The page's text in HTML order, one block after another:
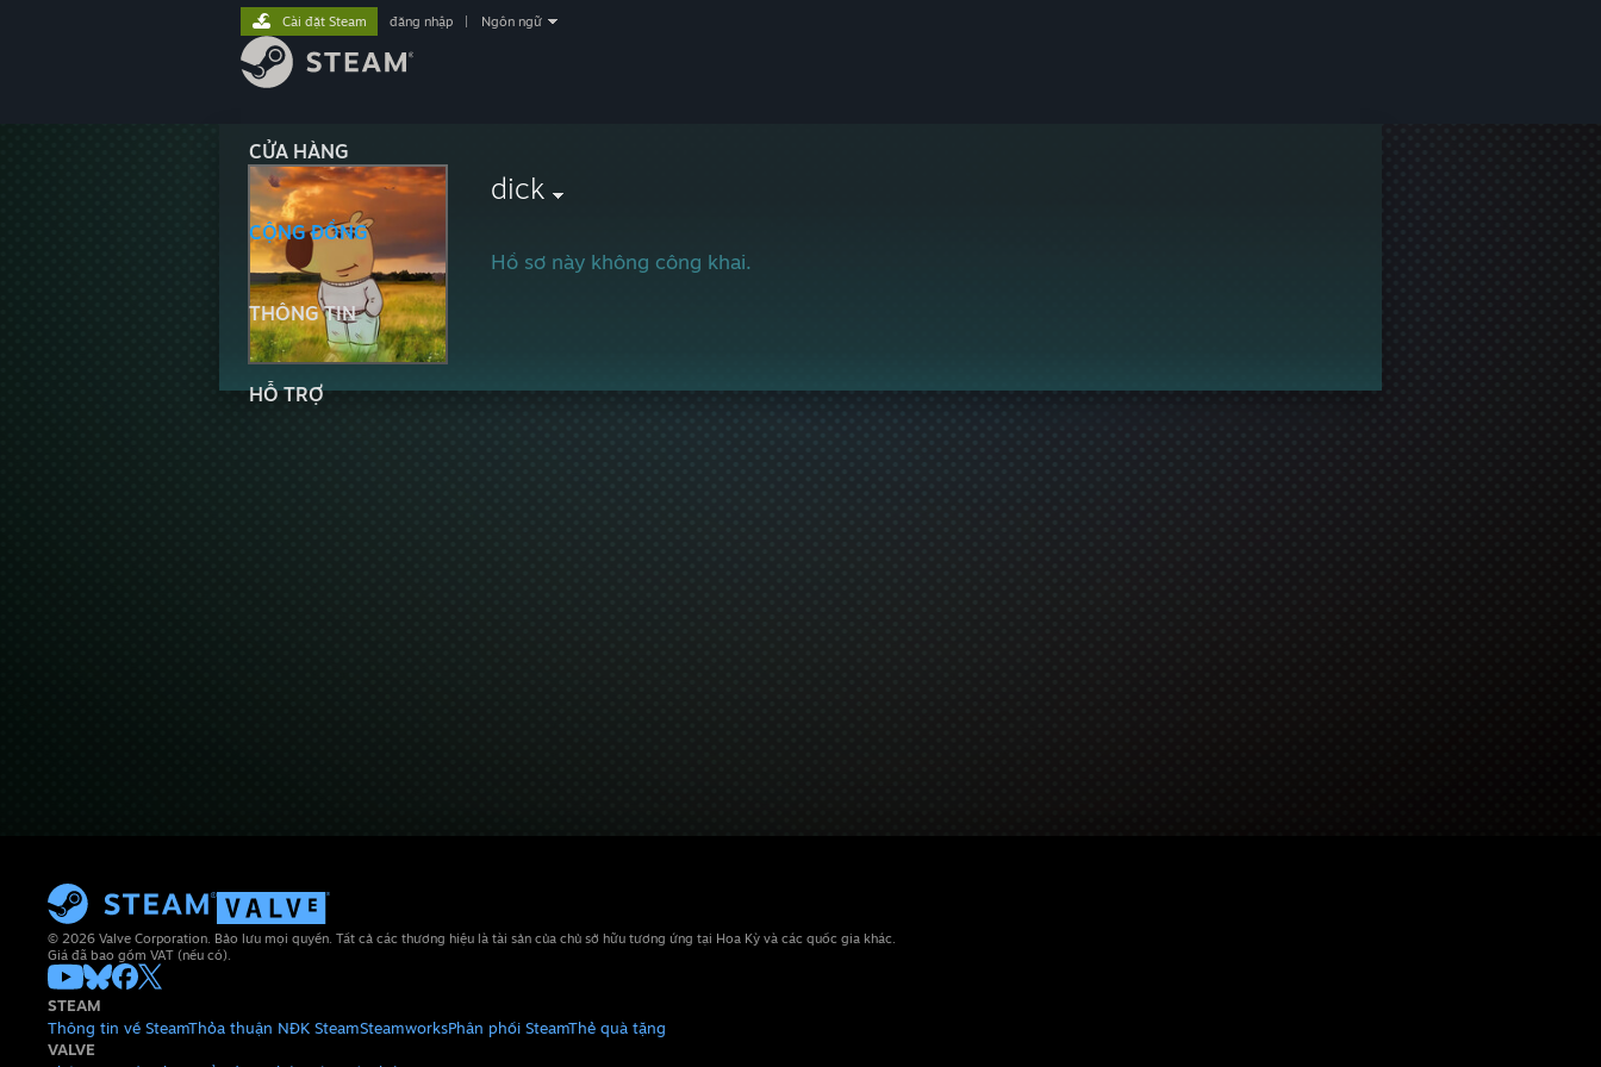
CỬA HÀNG
CỘNG ĐỒNG
THÔNG TIN
HỖ TRỢ
Cài đặt Steam đăng nhập Ngôn ngữ
dick
Hồ sơ này không công khai.
© 2026 Valve Corporation. Bảo lưu mọi quyền. Tất cả các thương hiệu là tài sản của chủ sở hữu tương ứng tại Hoa Kỳ và các quốc gia khác.
Giá đã bao gồm VAT (nếu có).
STEAM
Thông tin về SteamThỏa thuận NĐK SteamSteamworksPhân phối SteamThẻ quà tặng
VALVE